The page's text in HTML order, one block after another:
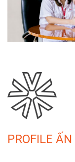
PROFILE